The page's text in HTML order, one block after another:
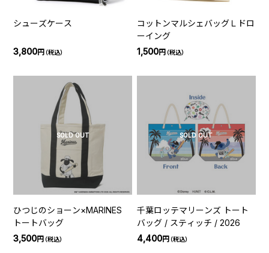
シューズケース
3,800円（税込）
コットンマルシェバッグＬドロ
ーイング
1,500円（税込）
SOLD OUT
ひつじのショーン×MARINES
トートバッグ
3,500円（税込）
SOLD OUT
千葉ロッテマリーンズ トート
バッグ / スティッチ / 2026
4,400円（税込）